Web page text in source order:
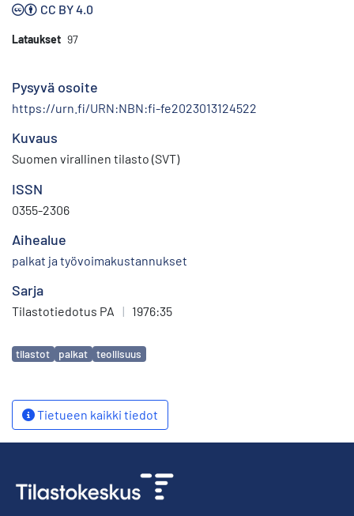
CC BY 4.0
Lataukset 97
Pysyvä osoite
https://urn.fi/URN:NBN:fi-fe2023013124522
Kuvaus
Suomen virallinen tilasto (SVT)
ISSN
0355-2306
Aihealue
palkat ja työvoimakustannukset
Sarja
Tilastotiedotus PA | 1976:35
Avainsanat
tilastot palkat teollisuus
Tietueen kaikki tiedot